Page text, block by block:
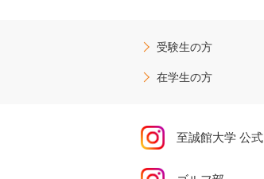
受験生の方
在学生の方
至誠館大学 公式